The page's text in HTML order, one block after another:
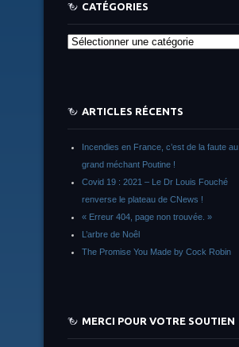
CATÉGORIES
Catégories
ARTICLES RÉCENTS
Incendies en France, c’est de la faute au
grand méchant Poutine !
Covid 19 : 2021 – Le Dr Louis Fouché
renverse le plateau de CNews !
« Erreur 404, page non trouvée. »
L’arbre de Noêl
The Promise You Made by Cock Robin
MERCI POUR VOTRE SOUTIEN